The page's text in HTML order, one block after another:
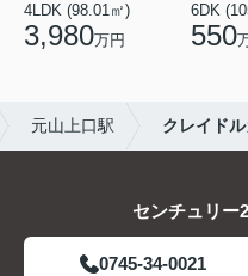
4LDK (98.01㎡)
3,980万円
6DK
550
元山上口駅 クレイド
センチュリ
0745-34-0021